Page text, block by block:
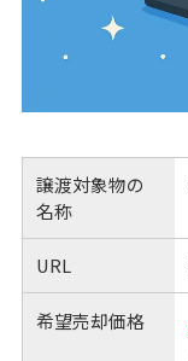
譲渡対象物の
名称
URL
希望売却価格